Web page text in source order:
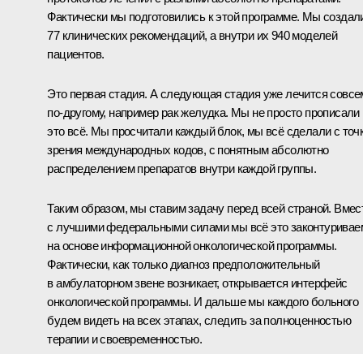
Фактически мы подготовились к этой программе. Мы
77 клинических рекомендаций, а внутри их 940 моделей
пациентов.
Это первая стадия. А следующая стадия уже лечится
по-другому, например рак желудка. Мы не просто прописали
это всё. Мы просчитали каждый блок, мы всё сделали с
зрения международных кодов, с понятным абсолютно
распределением препаратов внутри каждой группы.
Таким образом, мы ставим задачу перед всей страной.
с лучшими федеральными силами мы всё это
на основе информационной онкологической программы.
Фактически, как только диагноз предположительный
в амбулаторном звене возникает, открывается интерфейс
онкологической программы. И дальше мы каждого больного
будем видеть на всех этапах, следить за полноценностью
терапии и своевременностью.